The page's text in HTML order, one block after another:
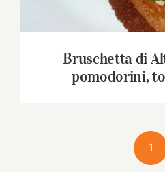
Bruschetta di
pomodorini,
1